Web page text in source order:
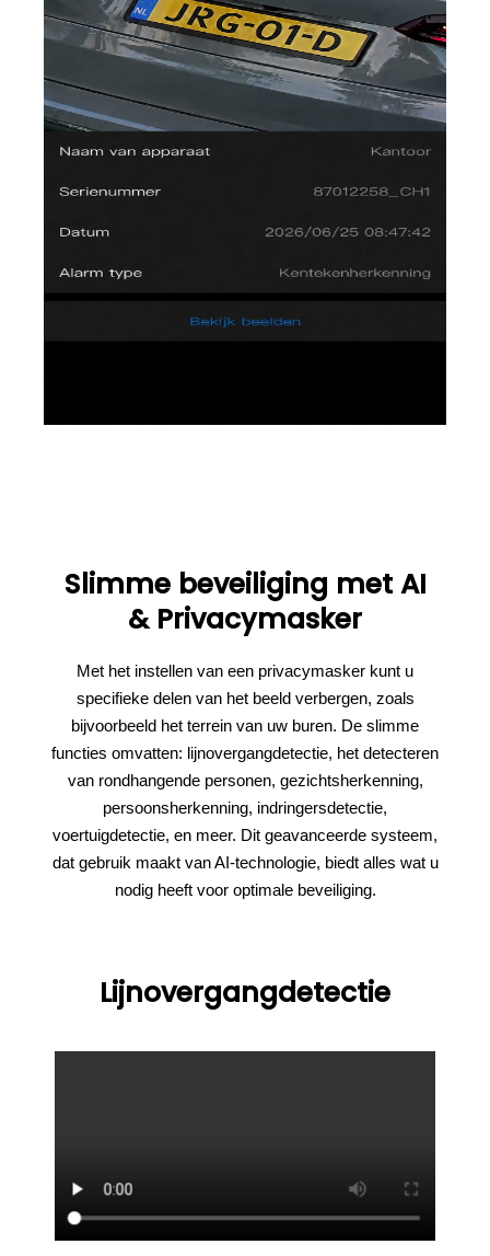
Slimme beveiliging met AI
& Privacymasker
Met het instellen van een privacymasker kunt u
specifieke delen van het beeld verbergen, zoals
bijvoorbeeld het terrein van uw buren. De slimme
functies omvatten: lijnovergangdetectie, het detecteren
van rondhangende personen, gezichtsherkenning,
persoonsherkenning, indringersdetectie,
voertuigdetectie, en meer. Dit geavanceerde systeem,
dat gebruik maakt van AI-technologie, biedt alles wat u
nodig heeft voor optimale beveiliging.
Lijnovergangdetectie